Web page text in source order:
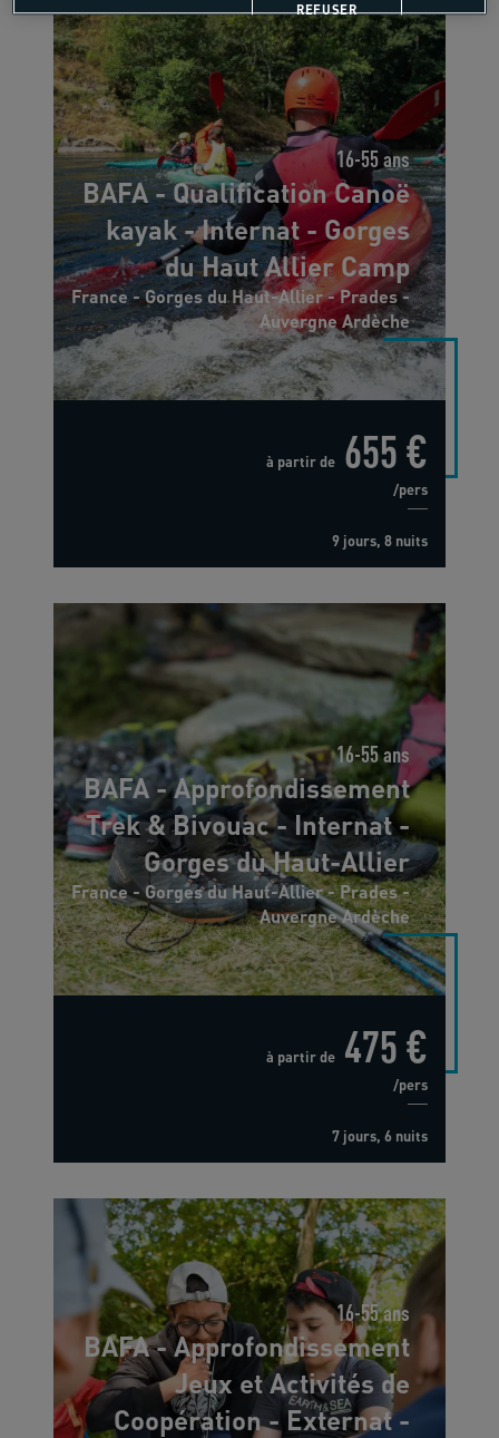
16-55 ans
BAFA - Qualification Canoë
kayak - Internat - Gorges
du Haut Allier Camp
France - Gorges du Haut-Allier - Prades -
Auvergne Ardèche
à partir de 655 €
/pers
9 jours, 8 nuits
16-55 ans
BAFA - Approfondissement
Trek & Bivouac - Internat -
Gorges du Haut-Allier
France - Gorges du Haut-Allier - Prades -
Auvergne Ardèche
à partir de 475 €
/pers
7 jours, 6 nuits
16-55 ans
BAFA - Approfondissement
Jeux et Activités de
Coopération - Externat -
REFUSER